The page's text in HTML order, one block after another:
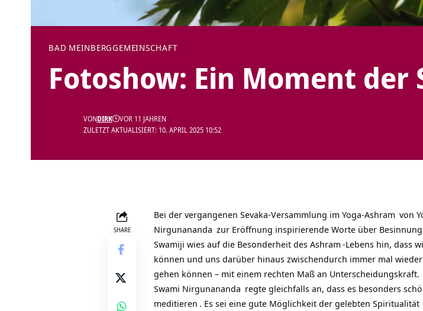
BAD MEINBERGGEMEINSCHAFT
Fotoshow: Ein Moment der
ZULETZT AKTUALISIERT: 10. APRIL 2025 10:52
VONDIRK VOR 11 JAHREN
SHARE
Bei der vergangenen Sevaka-Versammlung im Yoga-Ashram von
Nirgunananda zur Eröffnung inspirierende Worte über
Swamiji wies auf die Besonderheit des Ashram -Lebens hin, dass
können und uns darüber hinaus zwischendurch immer mal
gehen können – mit einem rechten Maß an Unterscheidungskraft.
Swami Nirgunananda regte gleichfalls an, dass es besonders
meditieren . Es sei eine gute Möglichkeit der gelebten Spiritualität